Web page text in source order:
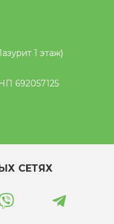
1 этаж)
692057125
СЕТЯХ